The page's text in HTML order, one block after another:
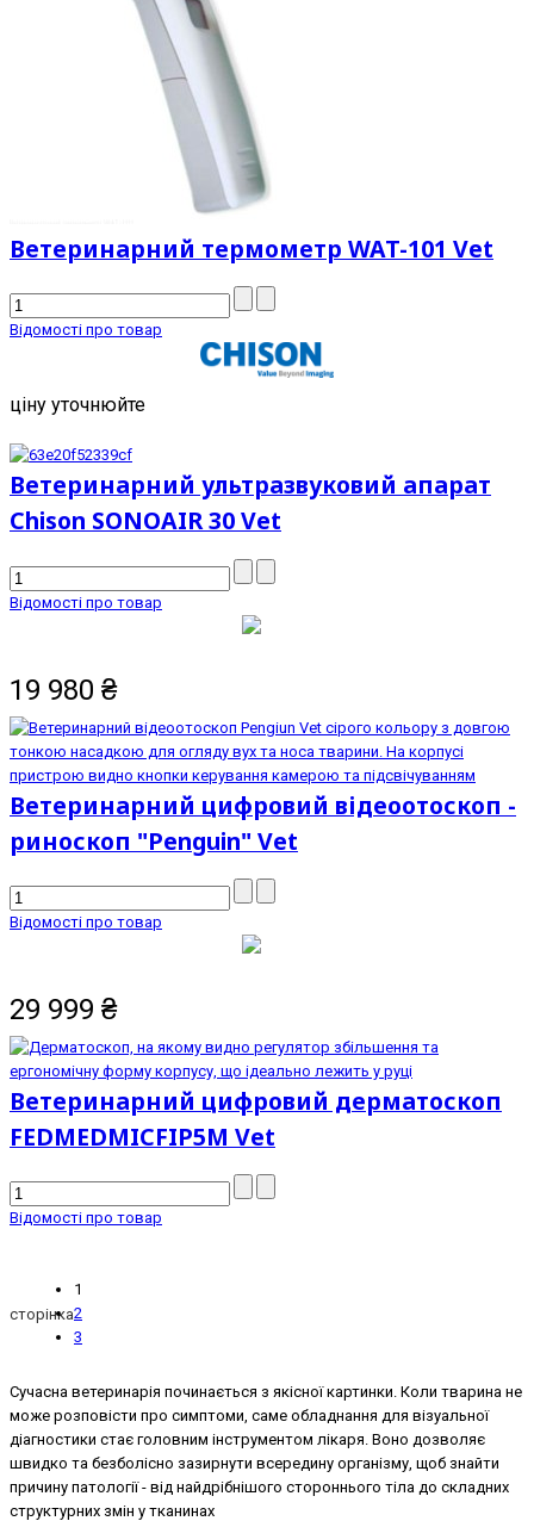
Ветеринарний термометр WAT-101 Vet
Відомості про товар
ціну уточнюйте
Ветеринарний ультразвуковий апарат
Chison SONOAIR 30 Vet
Відомості про товар
19 980 ₴
Ветеринарний цифровий відеоотоскоп -
риноскоп "Penguin" Vet
Відомості про товар
29 999 ₴
Ветеринарний цифровий дерматоскоп
FEDMEDMICFIP5М Vet
Відомості про товар
сторінка
1
2
3
Сучасна ветеринарія починається з якісної картинки. Коли тварина не
може розповісти про симптоми, саме обладнання для візуальної
діагностики стає головним інструментом лікаря. Воно дозволяє
швидко та безболісно зазирнути всередину організму, щоб знайти
причину патології - від найдрібнішого стороннього тіла до складних
структурних змін у тканинах